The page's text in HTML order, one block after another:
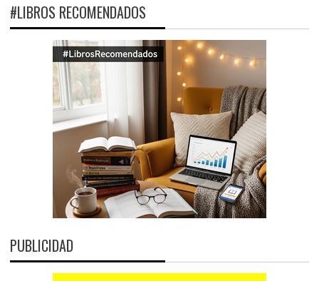
#LIBROS RECOMENDADOS
PUBLICIDAD